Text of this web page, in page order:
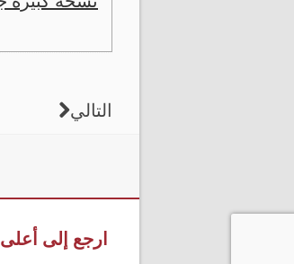
التالي
ارجع إلى